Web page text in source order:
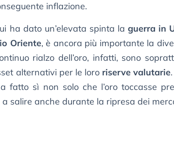
inflazione.
ha dato un’elevata spinta laguerra in
Oriente, è ancora più importante la
rialzo dell’oro, infatti, sono
alternativi per le loro riserve valutarie
fatto sì non solo che l’oro toccasse
salire anche durante la ripresa dei